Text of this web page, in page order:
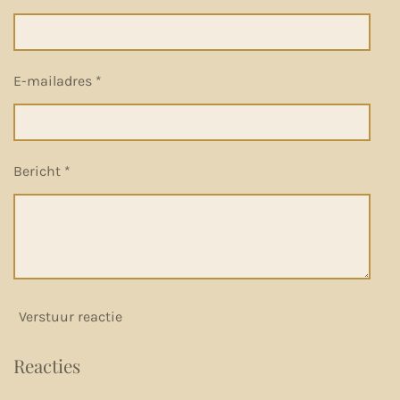
E-mailadres *
Bericht *
Verstuur reactie
Reacties